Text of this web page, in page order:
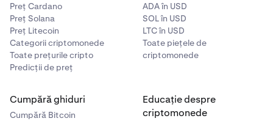
Preț Cardano
Preț Solana
Preț Litecoin
Categorii criptomonede
Toate prețurile cripto
Predicții de preț
ADA în USD
SOL în USD
LTC în USD
Toate piețele de
criptomonede
Cumpără ghiduri
Cumpără Bitcoin
Educație despre
criptomonede